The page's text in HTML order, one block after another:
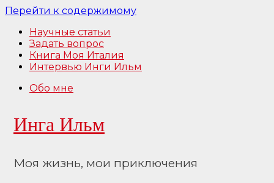
Перейти к содержимому
Научные статьи
Задать вопрос
Книга Моя Италия
Интервью Инги Ильм
Обо мне
Инга Ильм
Моя жизнь, мои приключения